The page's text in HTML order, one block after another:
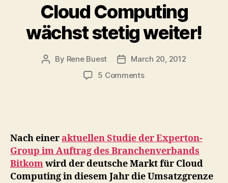
Cloud Computing
wächst stetig weiter!
Post
By Rene Buest
PostMarch 20, 2012
5 Commentson
Nach einer aktuellen Studie der Experton-
Group im Auftrag des Branchenverbands
Bitkomwird der deutsche Markt für Cloud
Computing in diesem Jahr die Umsatzgrenze